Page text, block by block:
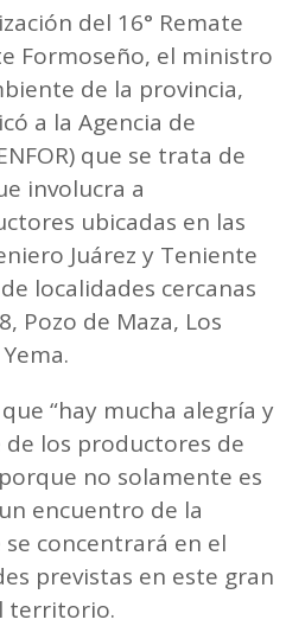
del 16° Remate
Formoseño, el ministro
de la provincia,
a la Agencia de
que se trata de
involucra a
ubicadas en las
Juárez y Teniente
localidades cercanas
Pozo de Maza, Los
“hay mucha alegría y
los productores de
no solamente es
encuentro de la
concentrará en el
previstas en este gran
territorio.